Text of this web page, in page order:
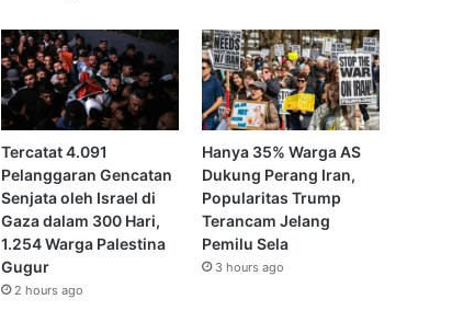
Tercatat 4.091
Pelanggaran Gencatan
Senjata oleh Israel di
Gaza dalam 300 Hari,
1.254 Warga Palestina
Gugur
2 hours ago
Hanya 35% Warga AS
Dukung Perang Iran,
Popularitas Trump
Terancam Jelang
Pemilu Sela
3 hours ago